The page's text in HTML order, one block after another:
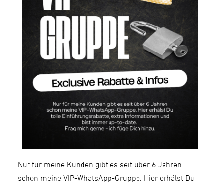
Nur für meine Kunden gibt es seit über 6 Jahren
schon meine VIP-WhatsApp-Gruppe. Hier erhälst Du